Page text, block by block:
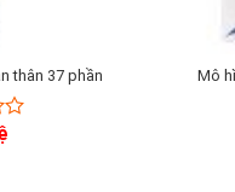
thân 37 phần
Mô